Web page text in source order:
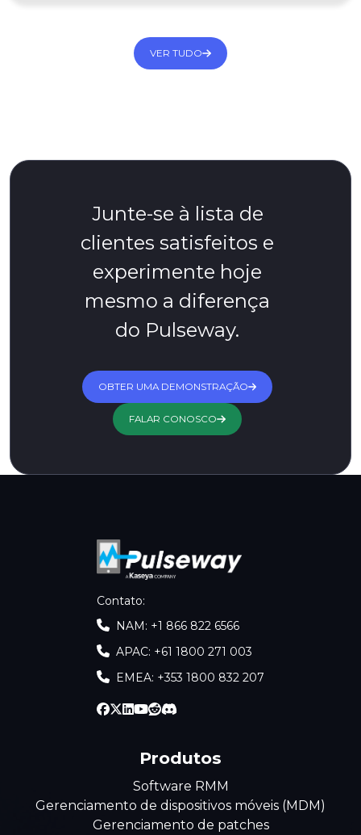
VER TUDO
Junte-se à lista de
clientes satisfeitos e
experimente hoje
mesmo a diferença
do Pulseway.
OBTER UMA DEMONSTRAÇÃO
FALAR CONOSCO
Contato:
NAM: +1 866 822 6566
APAC: +61 1800 271 003
EMEA: +353 1800 832 207
Produtos
Software RMM
Gerenciamento de dispositivos móveis (MDM)
Gerenciamento de patches